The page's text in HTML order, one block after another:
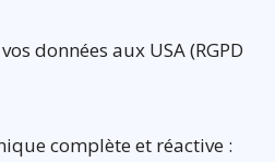
données aux USA (RGPD
complète et réactive :